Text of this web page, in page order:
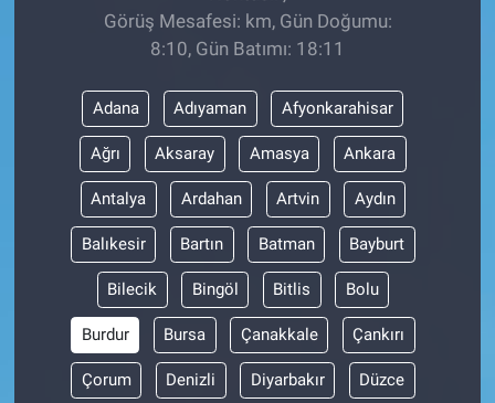
Görüş Mesafesi: km, Gün Doğumu:
8:10, Gün Batımı: 18:11
Adana Adıyaman Afyonkarahisar
Ağrı Aksaray Amasya Ankara
Antalya Ardahan Artvin Aydın
Balıkesir Bartın Batman Bayburt
Bilecik Bingöl Bitlis Bolu
Burdur Bursa Çanakkale Çankırı
Çorum Denizli Diyarbakır Düzce